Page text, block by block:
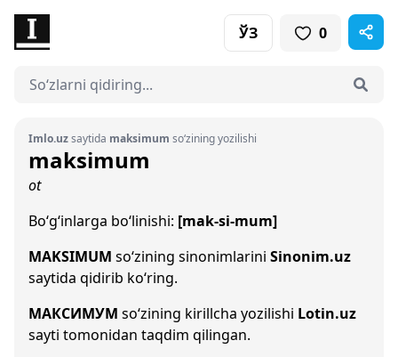
ЎЗ 0
Imlo.uzsaytida maksimum so‘zining yozilishi
maksimum
ot
Bo‘g‘inlarga bo‘linishi: [mak-si-mum]
MAKSIMUM so‘zining sinonimlarini Sinonim.uz
saytida qidirib ko‘ring.
МАКСИМУМ so‘zining kirillcha yozilishi Lotin.uz
sayti tomonidan taqdim qilingan.